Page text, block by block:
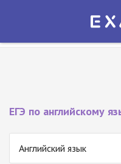
Экзамер — ЕГЭ
ЕГЭ по английскому
Английский язык